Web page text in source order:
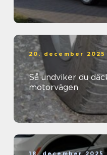
20. december 2025
Så undviker du
motorvägen
18. december 2025